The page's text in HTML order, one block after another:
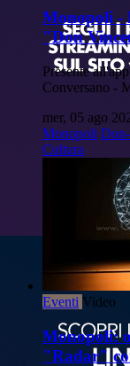
Monopoli -
"Don
Presente
Conversano -
mer, 05 ago
Monopoli
Cultura
Eventi Video
Monopoli:
"Radar"